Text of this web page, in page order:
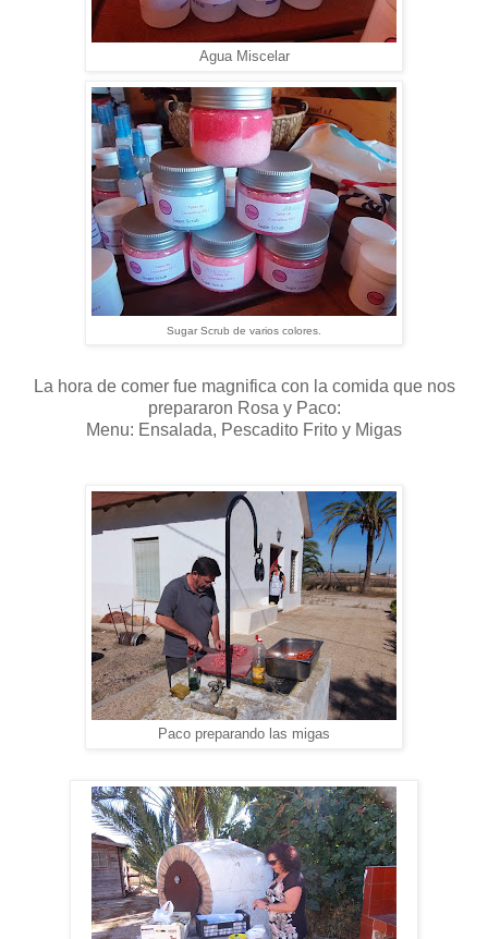
Agua Miscelar
Sugar Scrub de varios colores.
La hora de comer fue magnifica con la comida que nos
prepararon Rosa y Paco:
Menu: Ensalada, Pescadito Frito y Migas
Paco preparando las migas